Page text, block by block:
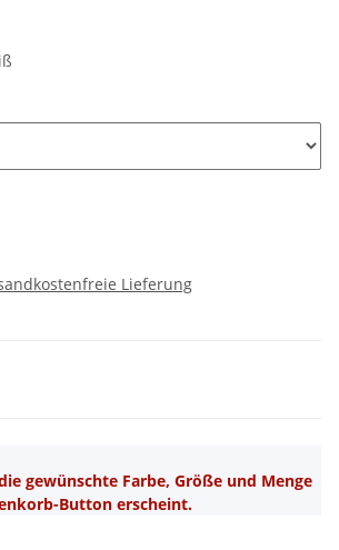
Lieferung
gewünschte Farbe, Größe und Menge
Button erscheint.